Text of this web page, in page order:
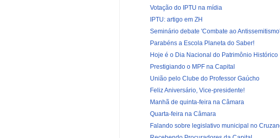
Votação do IPTU na mídia
IPTU: artigo em ZH
Seminário debate 'Combate ao Antissemitismo'
Parabéns a Escola Planeta do Saber!
Hoje é o Dia Nacional do Patrimônio Histórico
Prestigiando o MPF na Capital
União pelo Clube do Professor Gaúcho
Feliz Aniversário, Vice-presidente!
Manhã de quinta-feira na Câmara
Quarta-feira na Câmara
Falando sobre legislativo municipal no